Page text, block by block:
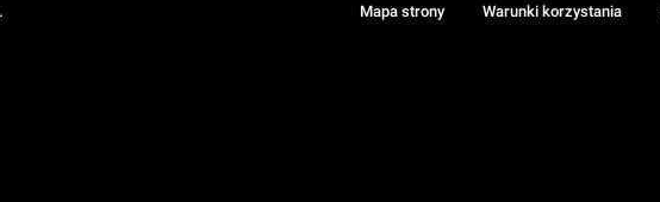
Mapa strony Warunki korzystania